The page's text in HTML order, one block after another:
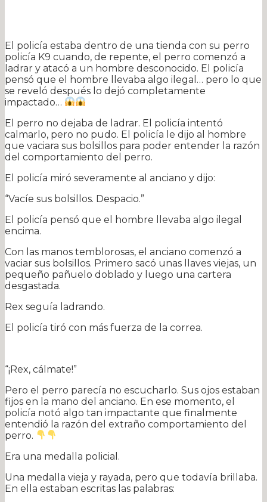
El policía estaba dentro de una tienda con su perro
policía K9 cuando, de repente, el perro comenzó a
ladrar y atacó a un hombre desconocido. El policía
pensó que el hombre llevaba algo ilegal… pero lo que
se reveló después lo dejó completamente
impactado…
El perro no dejaba de ladrar. El policía intentó
calmarlo, pero no pudo. El policía le dijo al hombre
que vaciara sus bolsillos para poder entender la razón
del comportamiento del perro.
El policía miró severamente al anciano y dijo:
“Vacíe sus bolsillos. Despacio.”
El policía pensó que el hombre llevaba algo ilegal
encima.
Con las manos temblorosas, el anciano comenzó a
vaciar sus bolsillos. Primero sacó unas llaves viejas, un
pequeño pañuelo doblado y luego una cartera
desgastada.
Rex seguía ladrando.
El policía tiró con más fuerza de la correa.
“¡Rex, cálmate!”
Pero el perro parecía no escucharlo. Sus ojos estaban
fijos en la mano del anciano. En ese momento, el
policía notó algo tan impactante que finalmente
entendió la razón del extraño comportamiento del
perro.
Era una medalla policial.
Una medalla vieja y rayada, pero que todavía brillaba.
En ella estaban escritas las palabras: